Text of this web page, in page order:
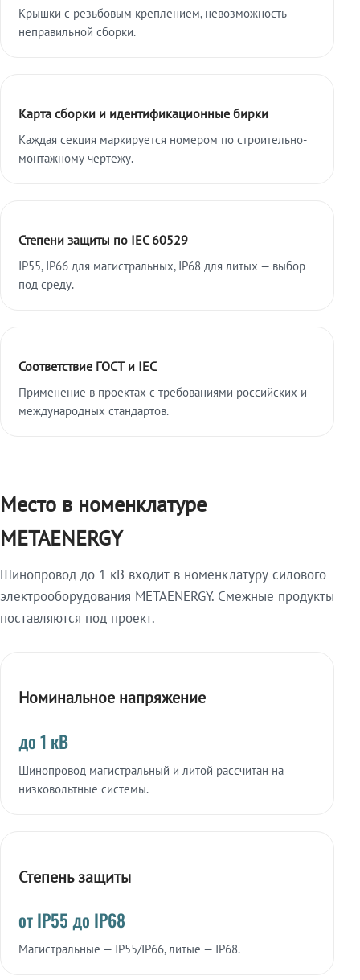
Крышки с резьбовым креплением, невозможность
неправильной сборки.
Карта сборки и идентификационные бирки
Каждая секция маркируется номером по строительно-
монтажному чертежу.
Степени защиты по IEC 60529
IP55, IP66 для магистральных, IP68 для литых — выбор
под среду.
Соответствие ГОСТ и IEC
Применение в проектах с требованиями российских и
международных стандартов.
Место в номенклатуре
METAENERGY
Шинопровод до 1 кВ входит в номенклатуру силового
электрооборудования METAENERGY. Смежные продукты
поставляются под проект.
Номинальное напряжение
до 1 кВ
Шинопровод магистральный и литой рассчитан на
низковольтные системы.
Степень защиты
от IP55 до IP68
Магистральные — IP55/IP66, литые — IP68.